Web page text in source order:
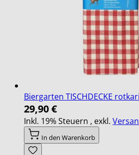
Biergarten TISCHDECKE
29,90 €
Inkl. 19% Steuern , exkl.
In den Warenkorb